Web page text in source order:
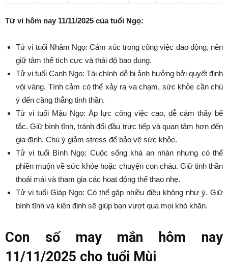
Tử vi hôm nay 11/11/2025 của tuổi Ngọ:
Tử vi tuổi Nhâm Ngọ: Cảm xúc trong công việc dao động, nên
giữ tâm thế tích cực và thái độ bao dung.
Tử vi tuổi Canh Ngọ: Tài chính dễ bị ảnh hưởng bởi quyết định
vội vàng. Tình cảm có thể xảy ra va chạm, sức khỏe cần chú
ý đến căng thẳng tinh thần.
Tử vi tuổi Mậu Ngọ: Áp lực công việc cao, dễ cảm thấy bế
tắc. Giữ bình tĩnh, tránh đối đầu trực tiếp và quan tâm hơn đến
gia đình. Chú ý giảm stress để bảo vệ sức khỏe.
Tử vi tuổi Bính Ngọ: Cuộc sống khá an nhàn nhưng có thể
phiền muộn về sức khỏe hoặc chuyện con cháu. Giữ tinh thần
thoải mái và tham gia các hoạt động thể thao nhẹ.
Tử vi tuổi Giáp Ngọ: Có thể gặp nhiều điều không như ý. Giữ
bình tĩnh và kiên định sẽ giúp bạn vượt qua mọi khó khăn.
Con số may mắn hôm nay
11/11/2025 cho tuổi Mùi